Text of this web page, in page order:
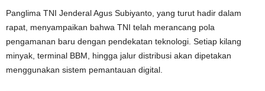
Panglima TNI Jenderal Agus Subiyanto, yang turut hadir dalam
rapat, menyampaikan bahwa TNI telah merancang pola
pengamanan baru dengan pendekatan teknologi. Setiap kilang
minyak, terminal BBM, hingga jalur distribusi akan dipetakan
menggunakan sistem pemantauan digital.